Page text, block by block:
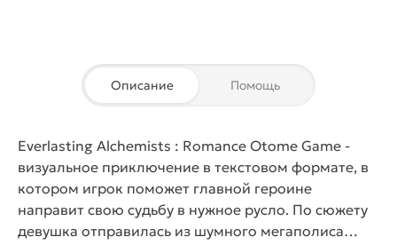
Описание Помощь
Everlasting Alchemists : Romance Otome Game -
визуальное приключение в текстовом формате, в
котором игрок поможет главной героине
направит свою судьбу в нужное русло. По сюжету
девушка отправилась из шумного мегаполиса